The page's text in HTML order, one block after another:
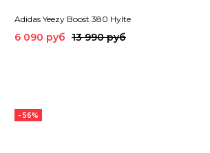
Adidas Yeezy Boost 380 Hylte
6 090 руб 13 990 руб
- 56%